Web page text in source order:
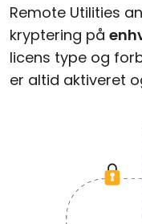
Remote Utilities
kryptering på
licens type og
er altid aktiveret